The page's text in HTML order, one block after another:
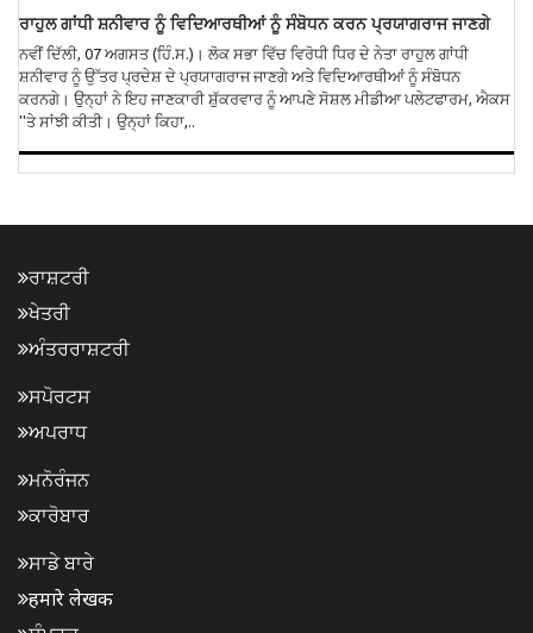
ਰਾਹੁਲ ਗਾਂਧੀ ਸ਼ਨੀਵਾਰ ਨੂੰ ਵਿਦਿਆਰਥੀਆਂ ਨੂੰ ਸੰਬੋਧਨ ਕਰਨ ਪ੍ਰਯਾਗਰਾਜ ਜਾਣਗੇ
ਨਵੀਂ ਦਿੱਲੀ, 07 ਅਗਸਤ (ਹਿੰ.ਸ.)। ਲੋਕ ਸਭਾ ਵਿੱਚ ਵਿਰੋਧੀ ਧਿਰ ਦੇ ਨੇਤਾ ਰਾਹੁਲ ਗਾਂਧੀ
ਸ਼ਨੀਵਾਰ ਨੂੰ ਉੱਤਰ ਪ੍ਰਦੇਸ਼ ਦੇ ਪ੍ਰਯਾਗਰਾਜ ਜਾਣਗੇ ਅਤੇ ਵਿਦਿਆਰਥੀਆਂ ਨੂੰ ਸੰਬੋਧਨ
ਕਰਨਗੇ। ਉਨ੍ਹਾਂ ਨੇ ਇਹ ਜਾਣਕਾਰੀ ਸ਼ੁੱਕਰਵਾਰ ਨੂੰ ਆਪਣੇ ਸੋਸ਼ਲ ਮੀਡੀਆ ਪਲੇਟਫਾਰਮ, ਐਕਸ
''ਤੇ ਸਾਂਝੀ ਕੀਤੀ। ਉਨ੍ਹਾਂ ਕਿਹਾ,..
ਰਾਸ਼ਟਰੀ
ਖੇਤਰੀ
ਅੰਤਰਰਾਸ਼ਟਰੀ
ਸਪੋਰਟਸ
ਅਪਰਾਧ
ਮਨੋਰੰਜਨ
ਕਾਰੋਬਾਰ
ਸਾਡੇ ਬਾਰੇ
हमारे लेखक